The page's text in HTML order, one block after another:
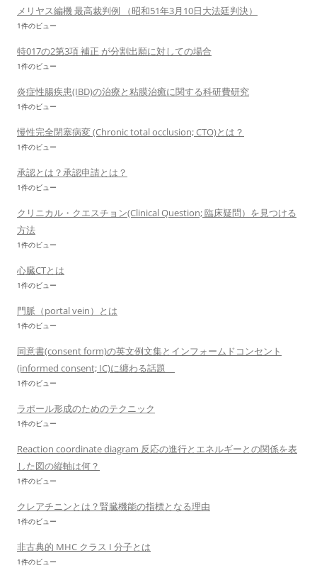
メリヤス編機 最高裁判例 （昭和51年3月10日大法廷判決）
1件のビュー
特017の2第3項 補正 が分割出願に対しての場合
1件のビュー
炎症性腸疾患(IBD)の治療と粘膜治癒に関する科研費研究
1件のビュー
慢性完全閉塞病変 (Chronic total occlusion; CTO)とは？
1件のビュー
承認とは？承認申請とは？
1件のビュー
クリニカル・クエスチョン(Clinical Question; 臨床疑問）を見つける
方法
1件のビュー
心臓CTとは
1件のビュー
門脈（portal vein）とは
1件のビュー
同意書(consent form)の英文例文集とインフォームドコンセント
(informed consent; IC)に纏わる話題
1件のビュー
ラポール形成のためのテクニック
1件のビュー
Reaction coordinate diagram 反応の進行とエネルギーとの関係を表
した図の縦軸は何？
1件のビュー
クレアチニンとは？腎臓機能の指標となる理由
1件のビュー
非古典的 MHC クラス I 分子とは
1件のビュー